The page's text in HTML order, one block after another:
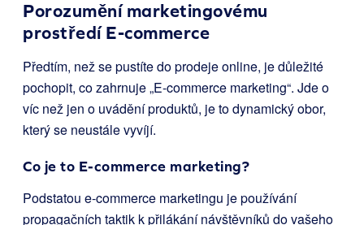
Porozumění marketingovému
prostředí E-commerce
Předtím, než se pustíte do prodeje online, je důležité
pochopit, co zahrnuje „E-commerce marketing“. Jde o
víc než jen o uvádění produktů, je to dynamický obor,
který se neustále vyvíjí.
Co je to E-commerce marketing?
Podstatou e-commerce marketingu je používání
propagačních taktik k přilákání návštěvníků do vašeho